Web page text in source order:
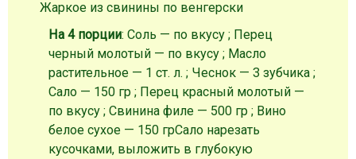
Жаркое из свинины по венгерски
На 4 порции: Соль — по вкусу ; Перец
черный молотый — по вкусу ; Масло
растительное — 1 ст. л. ; Чеснок — 3 зубчика ;
Сало — 150 гр ; Перец красный молотый —
по вкусу ; Свинина филе — 500 гр ; Вино
белое сухое — 150 грСало нарезать
кусочками, выложить в глубокую